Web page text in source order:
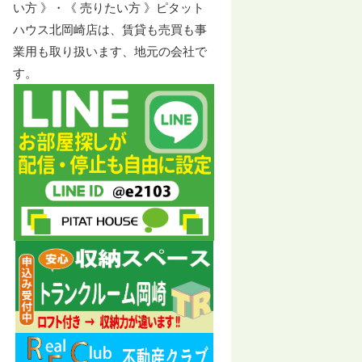
い方 》・《 売りたい方 》ピタット
ハウス北岡崎店は、賃貸も売買も事
業用も取り扱います、地元の会社で
す。